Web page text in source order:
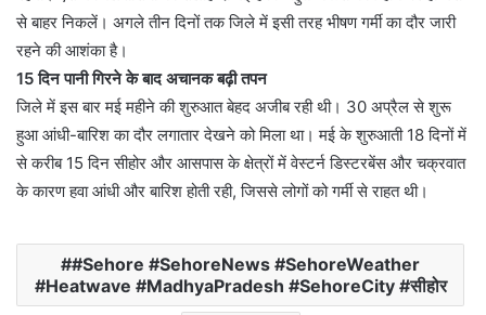
से बाहर निकलें। अगले तीन दिनों तक जिले में इसी तरह भीषण गर्मी का दौर जारी
रहने की आशंका है।
15 दिन पानी गिरने के बाद अचानक बढ़ी तपन
जिले में इस बार मई महीने की शुरुआत बेहद अजीब रही थी। 30 अप्रैल से शुरू
हुआ आंधी-बारिश का दौर लगातार देखने को मिला था। मई के शुरुआती 18 दिनों में
से करीब 15 दिन सीहोर और आसपास के क्षेत्रों में वेस्टर्न डिस्टरबेंस और चक्रवात
के कारण हवा आंधी और बारिश होती रही, जिससे लोगों को गर्मी से राहत थी।
#Sehore #SehoreNews #SehoreWeather
#Heatwave #MadhyaPradesh #SehoreCity #सीहोर